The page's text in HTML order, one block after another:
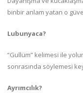
binbir anlam yatan o
Lubunyaca?
“Gullüm” kelimesi ile
sonrasında söylemesi
Ayrımcılık?